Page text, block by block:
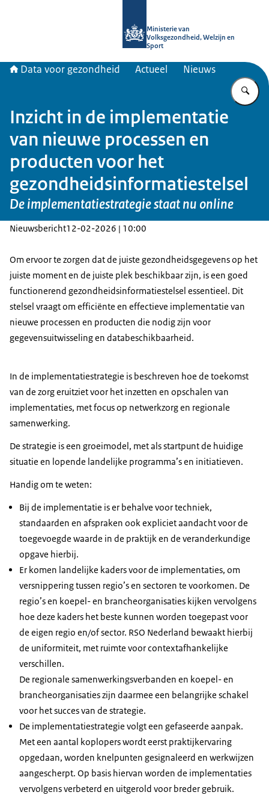
Ministerie van
Volksgezondheid, Welzijn en
Sport
Data voor gezondheid Actueel Nieuws
Inzicht in de implementatie
van nieuwe processen en
producten voor het
gezondheidsinformatiestelsel
De implementatiestrategie staat nu online
Nieuwsbericht12-02-2026 | 10:00
Om ervoor te zorgen dat de juiste gezondheidsgegevens op het
juiste moment en de juiste plek beschikbaar zijn, is een goed
functionerend gezondheidsinformatiestelsel essentieel. Dit
stelsel vraagt om efficiënte en effectieve implementatie van
nieuwe processen en producten die nodig zijn voor
gegevensuitwisseling en databeschikbaarheid.
In de implementatiestrategie is beschreven hoe de toekomst
van de zorg eruitziet voor het inzetten en opschalen van
implementaties, met focus op netwerkzorg en regionale
samenwerking.
De strategie is een groeimodel, met als startpunt de huidige
situatie en lopende landelijke programma’s en initiatieven.
Handig om te weten:
Bij de implementatie is er behalve voor techniek,
standaarden en afspraken ook expliciet aandacht voor de
toegevoegde waarde in de praktijk en de veranderkundige
opgave hierbij.
Er komen landelijke kaders voor de implementaties, om
versnippering tussen regio’s en sectoren te voorkomen. De
regio’s en koepel- en brancheorganisaties kijken vervolgens
hoe deze kaders het beste kunnen worden toegepast voor
de eigen regio en/of sector. RSO Nederland bewaakt hierbij
de uniformiteit, met ruimte voor contextafhankelijke
verschillen.
De regionale samenwerkingsverbanden en koepel- en
brancheorganisaties zijn daarmee een belangrijke schakel
voor het succes van de strategie.
De implementatiestrategie volgt een gefaseerde aanpak.
Met een aantal koplopers wordt eerst praktijkervaring
opgedaan, worden knelpunten gesignaleerd en werkwijzen
aangescherpt. Op basis hiervan worden de implementaties
vervolgens verbeterd en uitgerold voor breder gebruik.